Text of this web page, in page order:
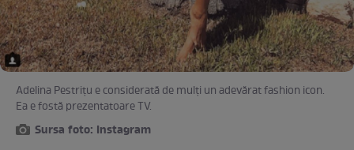
Adelina Pestriţu e considerată de mulţi un adevărat fashion icon.
Ea e fostă prezentatoare TV.
Sursa foto: Instagram